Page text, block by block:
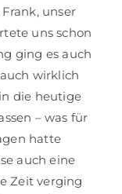
unser
uns schon
ging es auch
wirklich
die heutige
– was für
hatte
auch eine
Zeit verging